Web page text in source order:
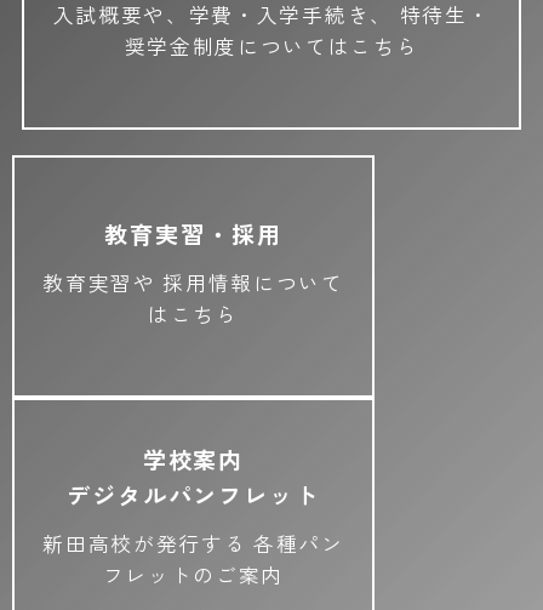
入試概要や、学費・入学手続き、
特待生・
奨学金制度についてはこちら
教育実習・採用
教育実習や 採用情報について
はこちら
学校案内
デジタルパンフレット
新田高校が発行する 各種パン
フレットのご案内